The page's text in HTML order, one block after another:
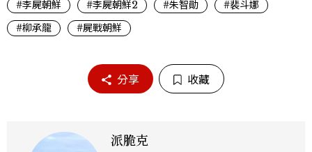
#李屍朝鮮 #李屍朝鮮2 #朱智勛
#裴斗娜
#柳承龍
#屍戰朝鮮
分享 收藏
派脆克